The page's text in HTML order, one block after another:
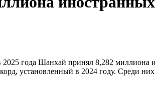
года Шанхай принял 8,282 миллиона
установленный в 2024 году. Среди